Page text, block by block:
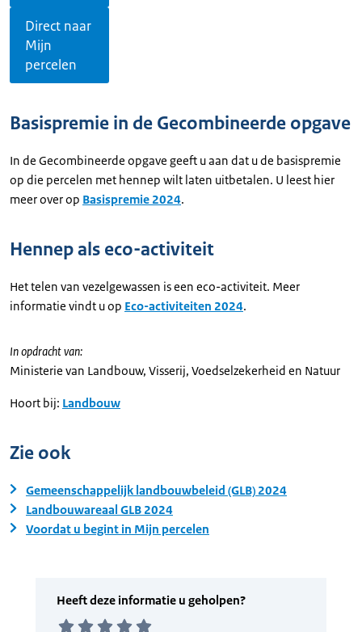
Direct naar
Mijn
percelen
Basispremie in de Gecombineerde opgave
In de Gecombineerde opgave geeft u aan dat u de basispremie
op die percelen met hennep wilt laten uitbetalen. U leest hier
meer over op Basispremie 2024.
Hennep als eco-activiteit
Het telen van vezelgewassen is een eco-activiteit. Meer
informatie vindt u op Eco-activiteiten 2024.
In opdracht van:
Ministerie van Landbouw, Visserij, Voedselzekerheid en Natuur
Hoort bij: Landbouw
Zie ook
Gemeenschappelijk landbouwbeleid (GLB) 2024
Landbouwareaal GLB 2024
Voordat u begint in Mijn percelen